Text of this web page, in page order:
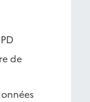
de